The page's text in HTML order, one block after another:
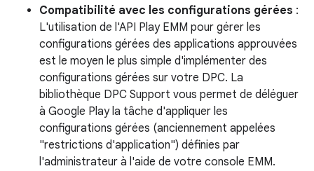
Compatibilité avec les configurations gérées :
L'utilisation de l'API Play EMM pour gérer les
configurations gérées des applications approuvées
est le moyen le plus simple d'implémenter des
configurations gérées sur votre DPC. La
bibliothèque DPC Support vous permet de déléguer
à Google Play la tâche d'appliquer les
configurations gérées (anciennement appelées
"restrictions d'application") définies par
l'administrateur à l'aide de votre console EMM.